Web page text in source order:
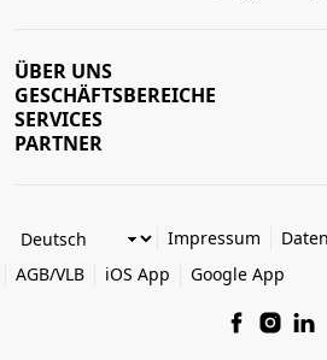
ÜBER UNS
GESCHÄFTSBEREICHE
SERVICES
PARTNER
Impressum
AGB/VLB
iOS App Google App